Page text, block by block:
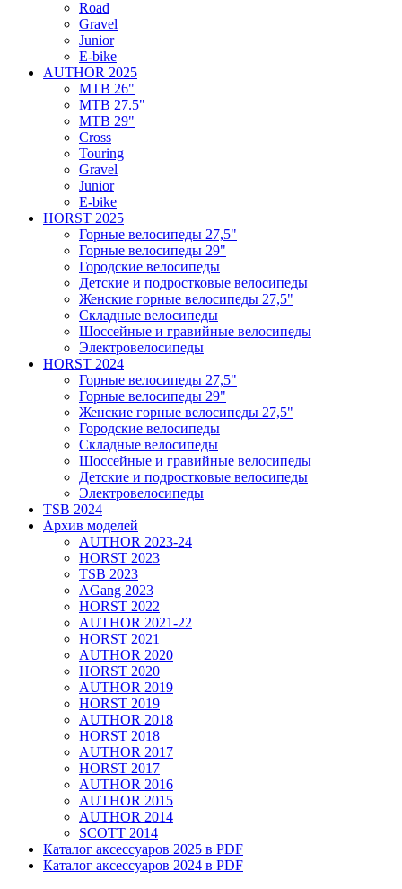
Road
Gravel
Junior
E-bike
AUTHOR 2025
MTB 26"
MTB 27.5"
MTB 29"
Cross
Touring
Gravel
Junior
E-bike
HORST 2025
Горные велосипеды 27,5"
Горные велосипеды 29"
Городские велосипеды
Детские и подростковые велосипеды
Женские горные велосипеды 27,5"
Складные велосипеды
Шоссейные и гравийные велосипеды
Электровелосипеды
HORST 2024
Горные велосипеды 27,5"
Горные велосипеды 29"
Женские горные велосипеды 27,5"
Городские велосипеды
Складные велосипеды
Шоссейные и гравийные велосипеды
Детские и подростковые велосипеды
Электровелосипеды
TSB 2024
Архив моделей
AUTHOR 2023-24
HORST 2023
TSB 2023
AGang 2023
HORST 2022
AUTHOR 2021-22
HORST 2021
AUTHOR 2020
HORST 2020
AUTHOR 2019
HORST 2019
AUTHOR 2018
HORST 2018
AUTHOR 2017
HORST 2017
AUTHOR 2016
AUTHOR 2015
AUTHOR 2014
SCOTT 2014
Каталог аксессуаров 2025 в PDF
Каталог аксессуаров 2024 в PDF